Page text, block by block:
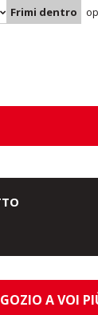
Frimi dentro
A VOI